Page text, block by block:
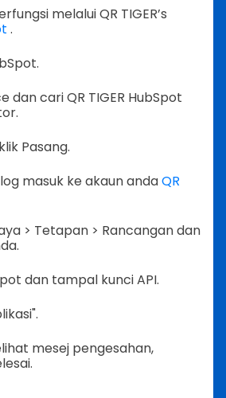
melalui QR TIGER’s
.
dan cari QR TIGER HubSpot
Pasang.
masuk ke akaun andaQR
> Tetapan > Rancangan dan
dan tampal kunci API.
mesej pengesahan,